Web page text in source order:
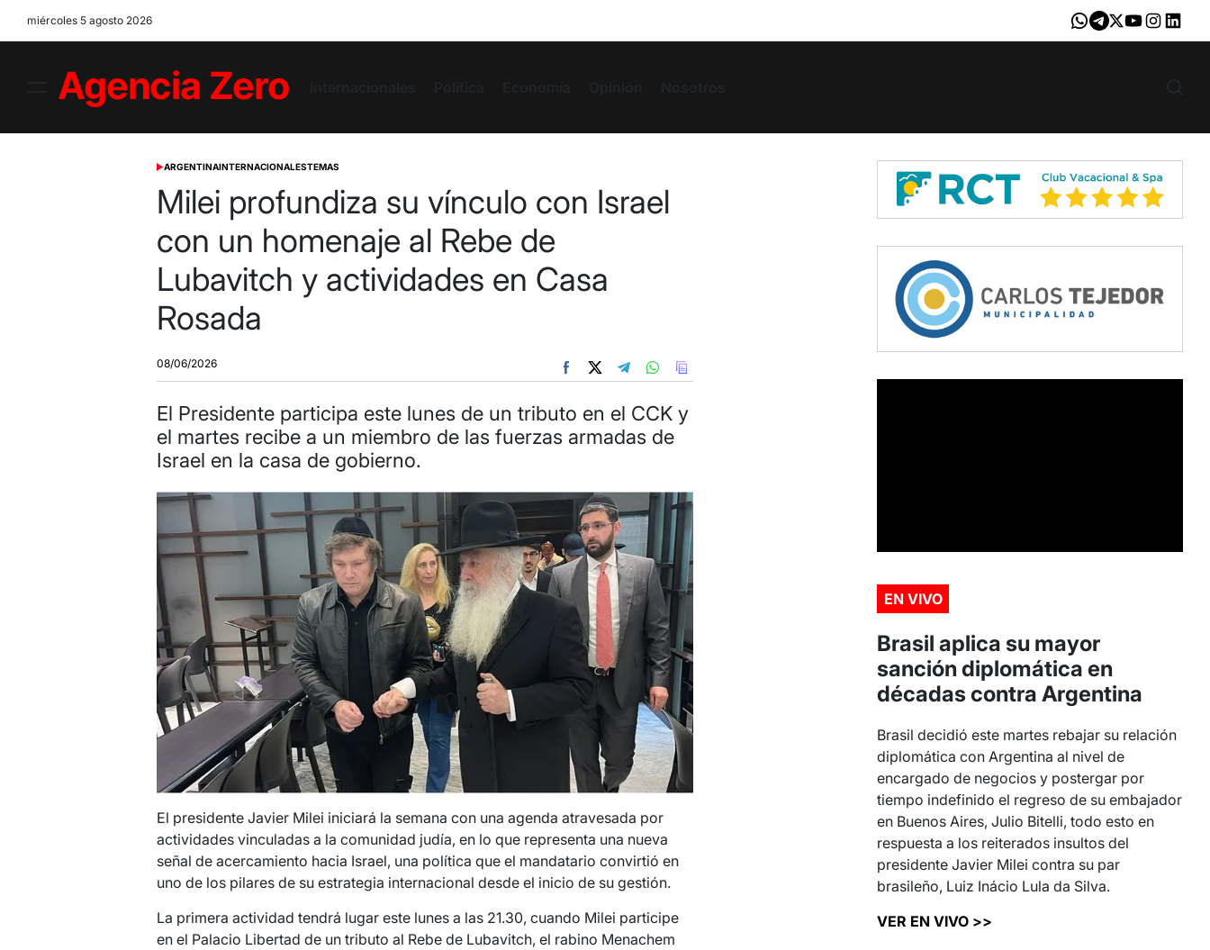
miércoles 5 agosto 2026 Whatsapp
Telegram
X YoutubeInstagram
Menu
Agencia
POSTED
ARGENTINAINTERNACIONALESTEMAS
Milei profundiza su vínculo con Israel
con un homenaje al Rebe de
Lubavitch y actividades en Casa
Rosada
08/06/2026
El Presidente participa este lunes de un tributo en el CCK y
el martes recibe a un miembro de las fuerzas armadas de
Israel en la casa de gobierno.
El presidente Javier Milei iniciará la semana con una agenda atravesada por
actividades vinculadas a la comunidad judía, en lo que representa una nueva
señal de acercamiento hacia Israel, una política que el mandatario convirtió en
uno de los pilares de su estrategia internacional desde el inicio de su gestión.
La primera actividad tendrá lugar este lunes a las 21.30, cuando Milei participe
en el Palacio Libertad de un tributo al Rebe de Lubavitch, el rabino Menachem
EN VIVO
Brasil aplica su mayor
sanción diplomática en
décadas contra Argentina
Brasil decidió este martes rebajar su relación
diplomática con Argentina al nivel de
encargado de negocios y postergar por
tiempo indefinido el regreso de su embajador
en Buenos Aires, Julio Bitelli, todo esto en
respuesta a los reiterados insultos del
presidente Javier Milei contra su par
brasileño, Luiz Inácio Lula da Silva.
VER EN VIVO >>